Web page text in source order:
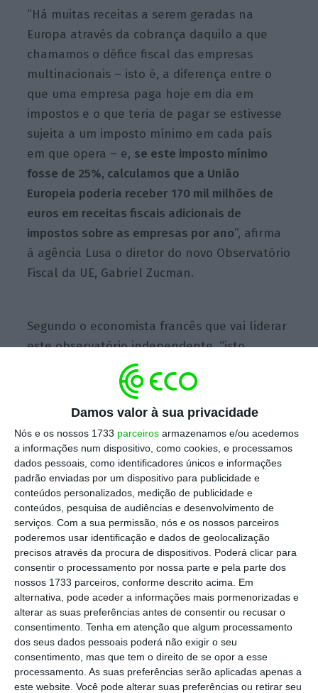
Damos valor à sua privacidade
Nós e os nossos 1733 parceiros armazenamos e/ou acedemos
a informações num dispositivo, como cookies, e processamos
dados pessoais, como identificadores únicos e informações
padrão enviadas por um dispositivo para publicidade e
conteúdos personalizados, medição de publicidade e
conteúdos, pesquisa de audiências e desenvolvimento de
serviços. Com a sua permissão, nós e os nossos parceiros
poderemos usar identificação e dados de geolocalização
precisos através da procura de dispositivos. Poderá clicar para
consentir o processamento por nossa parte e pela parte dos
nossos 1733 parceiros, conforme descrito acima. Em
alternativa, pode aceder a informações mais pormenorizadas e
alterar as suas preferências antes de consentir ou recusar o
consentimento. Tenha em atenção que algum processamento
dos seus dados pessoais poderá não exigir o seu
consentimento, mas que tem o direito de se opor a esse
processamento. As suas preferências serão aplicadas apenas a
este website. Você pode alterar suas preferências ou retirar seu
“Há muitas receitas a serem geradas na
Europa através da cobrança daquilo a que
chamamos o défice fiscal das empresas
multinacionais – isto é, a diferença entre o
que uma empresa paga hoje em dia em
impostos e o que teria de pagar se estivesse
sujeita a um imposto mínimo em cada país
em que opera – e, se este imposto mínimo
fosse de 25%, calculamos que a União
Europeia poderia receber 170 mil milhões de
euros em receitas fiscais adicionais de
impostos sobre as empresas por ano”, afirma
à agência Lusa o diretor do novo Observatório
Fiscal da UE, Gabriel Zucman.
Segundo o economista francês que vai liderar
este observatório independente, “isto
representaria um aumento de 50% face ao
que [a UE] coleta atualmente com receitas do
imposto sobre as sociedades”.
“Hoje em dia, as receitas do imposto sobre as
sociedades na UE são de cerca de 340 mil
milhões de euros eaumentariam para mais de
500 mil milhões de euros” por ano com uma
taxação de 25% aos lucros das multinacionais,
acrescentou.
Gabriel Zucman observa que esteé “um
aumento de cerca de 1,2% do PIB [produto
interno bruto] na cobrança de impostos na UE”,
destacando tratar-se de “muito dinheiro em
receitas extra” que poderia ser usado “como
contribuição” para fazer face à crise gerada